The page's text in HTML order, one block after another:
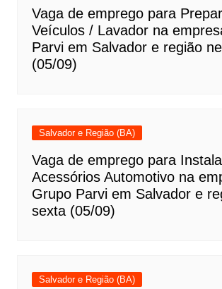
Vaga de emprego para
Veículos / Lavador na
Parvi em Salvador e região
(05/09)
Salvador e Região (BA)
Vaga de emprego para
Acessórios Automotivo na
Grupo Parvi em Salvador e
sexta (05/09)
Salvador e Região (BA)